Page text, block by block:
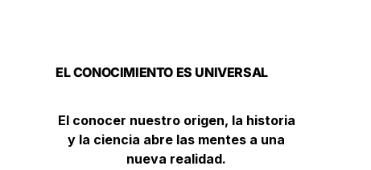
EL CONOCIMIENTO ES UNIVERSAL
El conocer nuestro origen, la historia
y la ciencia abre las mentes a una
nueva realidad.